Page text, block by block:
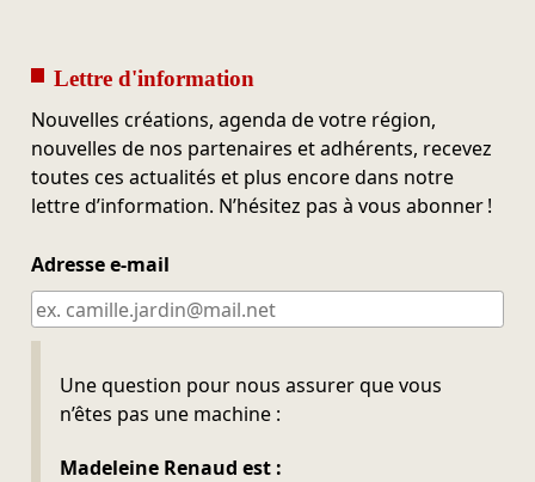
Lettre d'information
Nouvelles créations, agenda de votre région,
nouvelles de nos partenaires et adhérents, recevez
toutes ces actualités et plus encore dans notre
lettre d’information. N’hésitez pas à vous abonner !
Adresse e-mail
Une question pour nous assurer que vous
n’êtes pas une machine :
Madeleine Renaud est :
Ne pas remplir